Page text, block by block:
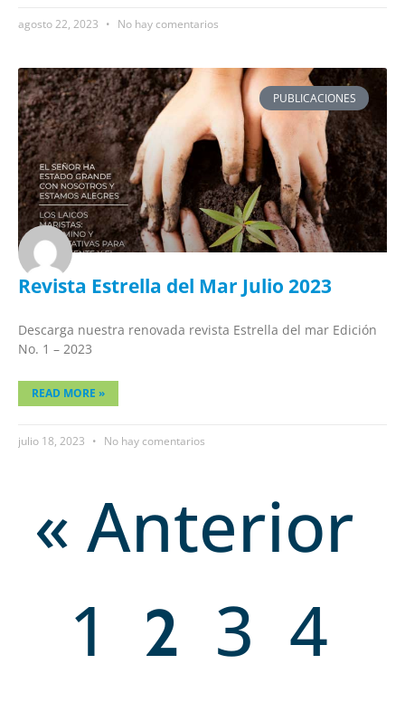
agosto 22, 2023 No hay comentarios
PUBLICACIONES
Revista Estrella del Mar Julio 2023
Descarga nuestra renovada revista Estrella del mar Edición
No. 1 – 2023
READ MORE »
julio 18, 2023 No hay comentarios
« Anterior
1
2 3 4